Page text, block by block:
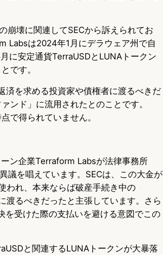
崩壊に関連してSECから訴えられてお
Labsは2024年1月にデラウェア州で自
に安定通貨TerraUSDとLUNAトークン
です。
済を求める投資家や債権者に渡るべきだ
ンド」に流用されたとのことです。
で得られていません。
ン企業Terraform Labsが法律事務所
議を唱えています。SECは、この大金が
われ、本来ならば破産手続き中の
るべきだったと主張しています。さら
を受けた際の支払いを避ける意図でこの
と関連するLUNAトークンが大暴落